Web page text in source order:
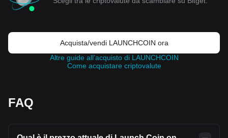
Acquista/vendi LAUNCHCOIN ora
Altre guide all’acquisto di LAUNCHCOIN
Come acquistare criptovalute
FAQ